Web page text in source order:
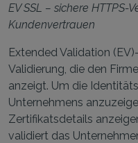
EV SSL – sichere HTTPS-
Kundenvertrauen
Extended Validation
Validierung, die den
anzeigt. Um die
Unternehmens
Zertifikatsdetails
validiert das